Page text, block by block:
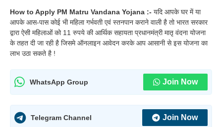
How to Apply PM Matru Vandana Yojana :- यदि आपके घर में या
आपके आस-पास कोई भी महिला गर्भवती एवं स्तनपान कराने वाली है तो भारत सरकार
द्वारा ऐसी महिलाओं को 11 रुपये की आर्थिक सहायता प्रधानमंत्री मातृ वंदना योजना
के तहत दी जा रही है जिसमे ऑनलाइन आवेदन करके आप आसानी से इस योजना का
लाभ उठा सकते है !
WhatsApp Group Join Now
Telegram Channel Join Now